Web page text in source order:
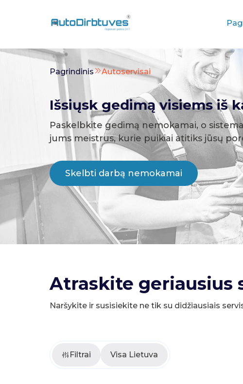
Pagrindinis Autoservisai
Išsiųsk gedimą visiems iš
Paskelbkite gedimą nemokamai, o
jums meistrus, kurie puikiai atitiks jūsų
Skelbti darbą nemokamai
Atraskite geriausius
Naršykite ir susisiekite ne tik su didžiausiais
Filtrai Visa Lietuva